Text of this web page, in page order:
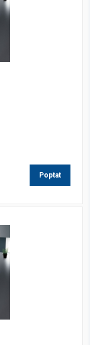
Poptat